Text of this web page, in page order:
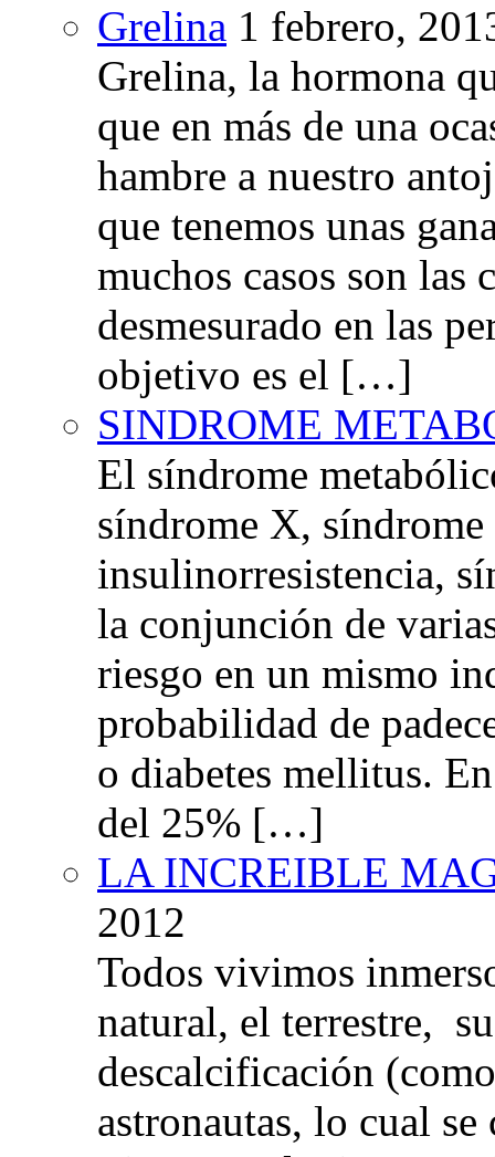
Grelina 1 febrero,
Grelina, la hormona
que en más de una
hambre a nuestro
que tenemos unas
muchos casos son las
desmesurado en las
objetivo es el […]
SINDROME
El síndrome
síndrome X,
insulinorresistencia,
la conjunción de
riesgo en un mismo
probabilidad de
o diabetes mellitus.
del 25% […]
LA INCREIBLE
2012
Todos vivimos
natural, el terrestre,
descalcificación
astronautas, lo cual